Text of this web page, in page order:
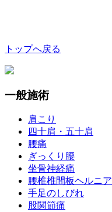
トップへ戻る
一般施術
肩こり
四十肩・五十肩
腰痛
ぎっくり腰
坐骨神経痛
腰椎椎間板ヘルニア
手足のしびれ
股関節痛